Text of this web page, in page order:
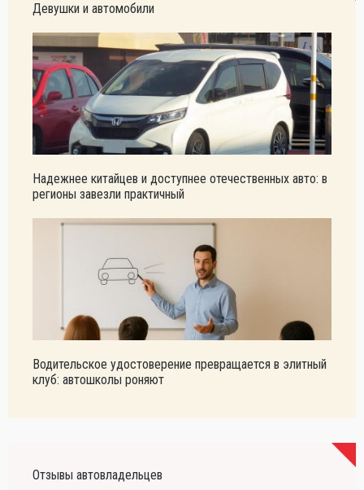
Девушки и автомобили
Надежнее китайцев и доступнее отечественных авто: в
регионы завезли практичный
Водительское удостоверение превращается в элитный
клуб: автошколы роняют
Отзывы автовладельцев